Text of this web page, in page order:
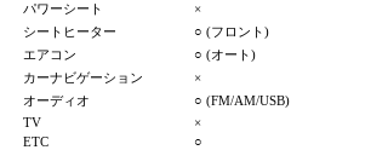
パワーシート
×
シートヒーター
○ (フロント)
エアコン
○ (オート)
カーナビゲーション
×
オーディオ
○ (FM/AM/USB)
TV
×
ETC
○